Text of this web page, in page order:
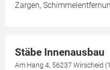
Zargen,
Stäbe Innenausbau
Am Hang 4, 56237 Wirscheid